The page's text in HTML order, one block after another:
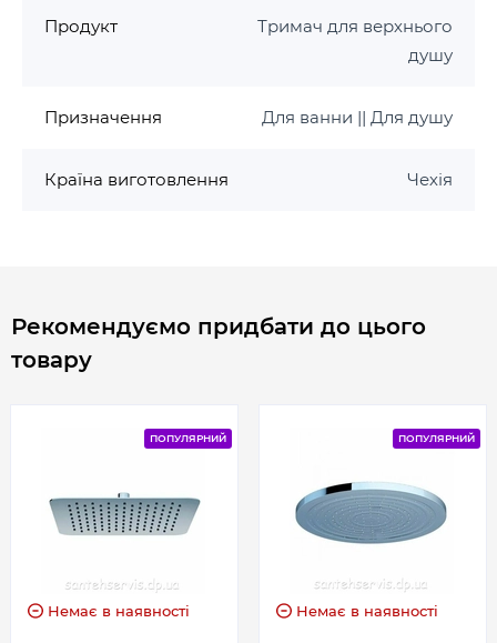
Продукт
Тримач для верхнього
душу
Призначення Для ванни || Для душу
Країна виготовлення Чехія
Рекомендуємо придбати до цього
товару
ПОПУЛЯРНИЙ
Немає в наявності
ПОПУЛЯРНИЙ
Немає в наявності